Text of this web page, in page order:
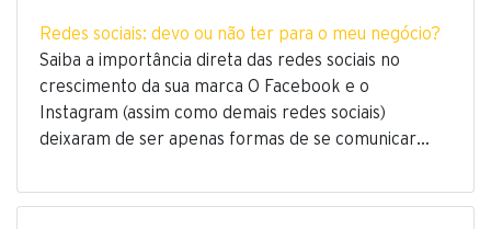
Redes sociais: devo ou não ter para o meu negócio?
Saiba a importância direta das redes sociais no
crescimento da sua marca O Facebook e o
Instagram (assim como demais redes sociais)
deixaram de ser apenas formas de se comunicar…